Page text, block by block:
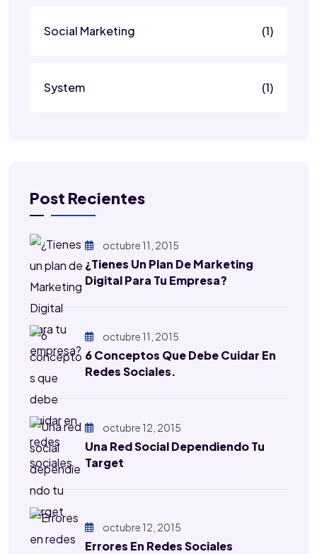
Social Marketing (1)
System (1)
Post Recientes
octubre 11, 2015
¿Tienes Un Plan De Marketing
Digital Para Tu Empresa?
octubre 11, 2015
6 Conceptos Que Debe Cuidar En
Redes Sociales.
octubre 12, 2015
Una Red Social Dependiendo Tu
Target
octubre 12, 2015
Errores En Redes Sociales